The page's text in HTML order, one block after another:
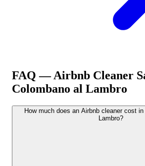
FAQ — Airbnb Cleaner
Colombano al Lambro
How much does an Airbnb cleaner cost
Lambro?